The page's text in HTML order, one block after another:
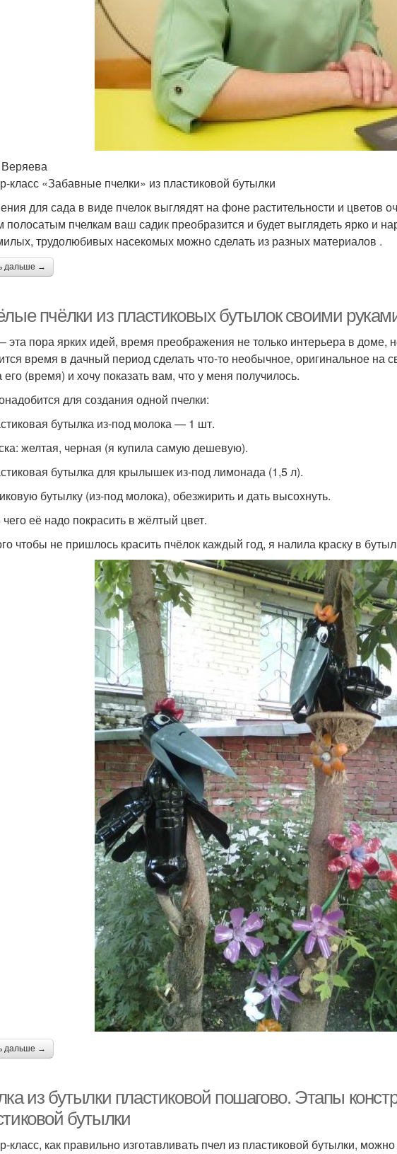
класс «Забавные пчелки» из пластиковой бутылки
для сада в виде пчелок выглядят на фоне растительности и цветов
пчелкам ваш садик преобразится и будет выглядеть ярко и
трудолюбивых насекомых можно сделать из разных материалов .
дальше →
пчёлки из пластиковых бутылок своими
эта пора ярких идей, время преображения не только интерьера в доме,
время в дачный период сделать что-то необычное, оригинальное на
(время) и хочу показать вам, что у меня получилось.
для создания одной пчелки:
бутылка из-под молока — 1 шт.
желтая, черная (я купила самую дешевую).
бутылка для крылышек из-под лимонада (1,5 л).
бутылку (из-под молока), обезжирить и дать высохнуть.
её надо покрасить в жёлтый цвет.
чтобы не пришлось красить пчёлок каждый год, я налила краску в
дальше →
из бутылки пластиковой пошагово. Этапы
бутылки
класс, как правильно изготавливать пчел из пластиковой бутылки,